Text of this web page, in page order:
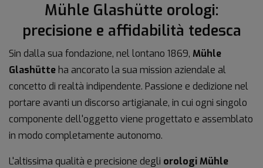
Mühle Glashütte orologi:
precisione e affidabilità tedesca
Sin dalla sua fondazione, nel lontano 1869, Mühle
Glashütte ha ancorato la sua mission aziendale al
concetto di realtà indipendente. Passione e dedizione nel
portare avanti un discorso artigianale, in cui ogni singolo
componente dell'oggetto viene progettato e assemblato
in modo completamente autonomo.
L'altissima qualità e precisione degli orologi Mühle